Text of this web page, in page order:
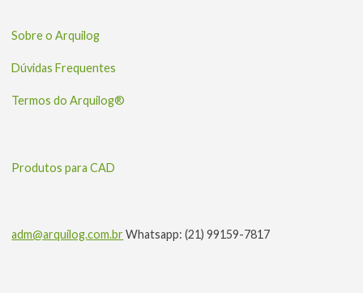
Sobre o Arquilog
Dúvidas Frequentes
Termos do Arquilog®
Produtos para CAD
adm@arquilog.com.brWhatsapp: (21) 99159-7817